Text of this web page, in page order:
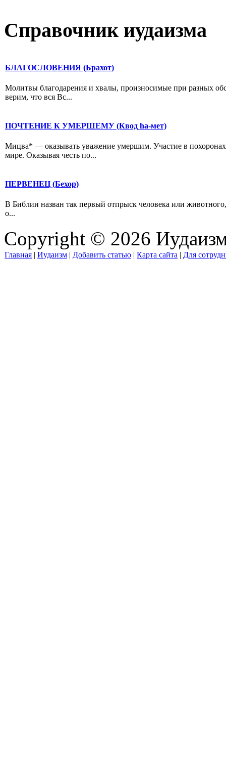
Справочник иудаизма
БЛАГОСЛОВЕНИЯ (Брахот)
Молитвы благодарения и хвалы, произносимые при разных
верим, что вся Вс...
ПОЧТЕНИЕ К УМЕРШЕМУ (Квод hа-мет)
Мицва* — оказывать уважение умершим. Участие в похоронах
мире. Оказывая честь по...
ПЕРВЕНЕЦ (Бехор)
В Библии назван так первый отпрыск человека или
о...
Copyright © 2026
Главная | Иудаизм | Добавить статью | Карта сайта | Для